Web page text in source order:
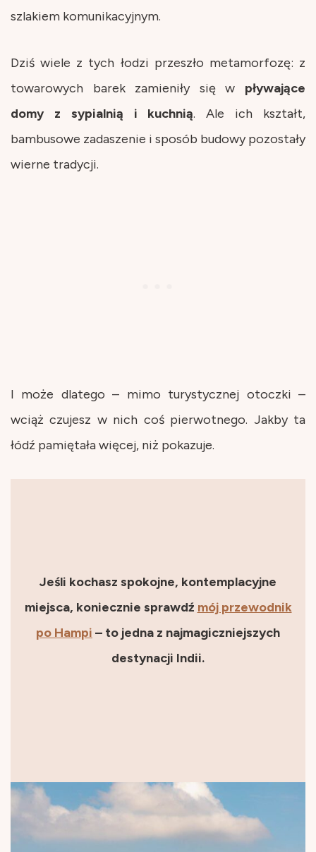
szlakiem komunikacyjnym.
Dziś wiele z tych łodzi przeszło metamorfozę: z
towarowych barek zamieniły się w pływające
domy z sypialnią i kuchnią. Ale ich kształt,
bambusowe zadaszenie i sposób budowy pozostały
wierne tradycji.
I może dlatego – mimo turystycznej otoczki –
wciąż czujesz w nich coś pierwotnego. Jakby ta
łódź pamiętała więcej, niż pokazuje.
Jeśli kochasz spokojne, kontemplacyjne
miejsca, koniecznie sprawdź mój przewodnik
po Hampi – to jedna z najmagiczniejszych
destynacji Indii.